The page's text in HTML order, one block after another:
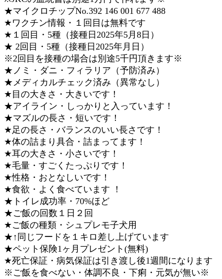
★マイクロチップNo.392 146 001 677 488
★ワクチン情報・１回目は無料です
★１回目・5種（接種日2025年5月8日）
★ 2回目・5種（接種日2025年月日）
※2回目を接種の場合は別途5千円頂きます※
★ノミ・ダニ・フィラリア（予防済み）
★メディカルチェック済み（異常なし）
★目の大きさ・大きいです！
★アイライン・しっかりと入っています！
★マズルの長さ・短いです！
★足の長さ・バランスのいい長さです！
★体の詰まり具合・詰まってます！
★耳の大きさ・小さいです！
★毛量・すごくたっぷりです！
★性格・おとなしいです！
★食欲・よく食べています ！
★トイレ成功率・70%ほど
★ご飯の回数１日２回
★ご飯の種類・シュプレモ子犬用
★↑同じフードを１キロ差し上げています
★ペット保険1ヶ月プレゼント(無料)
★死亡保証・病気保証は引き渡し後1週間になります
※ご飯を食べない・体調不良・下痢・元気が無い※